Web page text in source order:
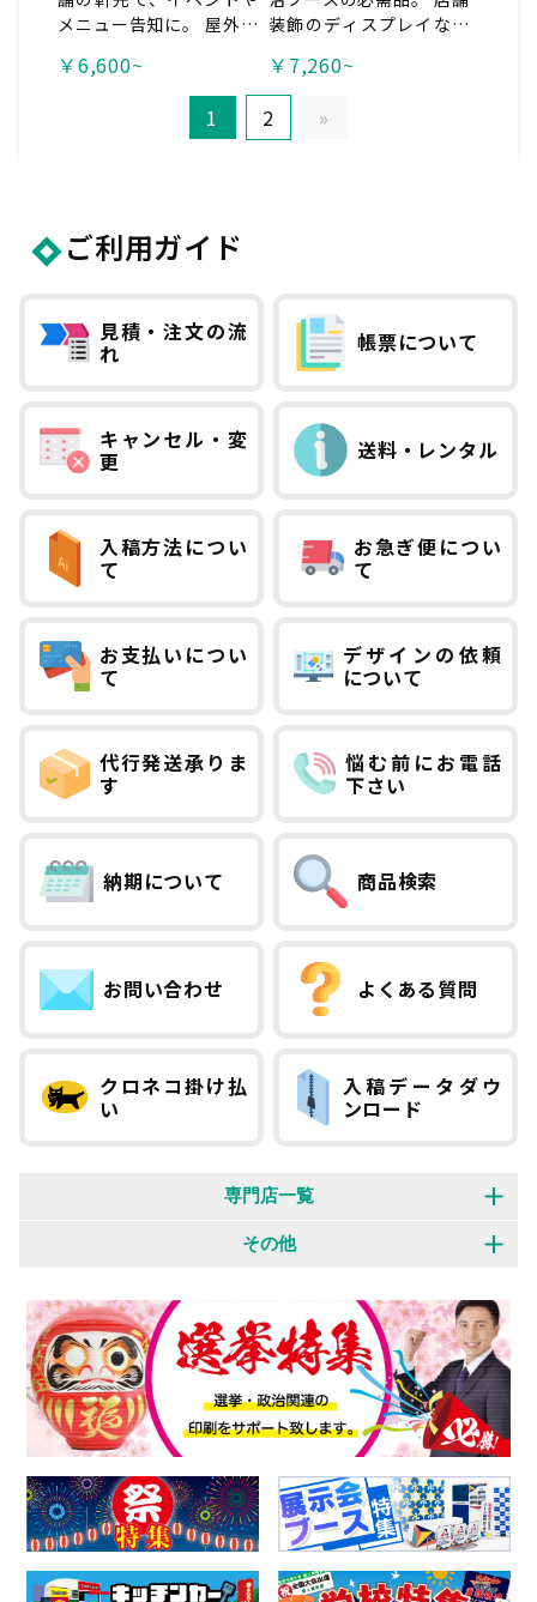
メニュー告知に。 屋外の
足止め効果抜群です！
￥6,600~
装飾のディスプレイなど
付きなので設置も簡単！
１枚から製作可能。人気
商品です！ オプションの
rd/?k=%E6%87%B8%
E5%9E%82%E5%B9%
95">懸垂幕</a>です。
￥7,260~
1
2 »
ご利用ガイド
見積・注文の流
れ 帳票について
キャンセル・変
更 送料・レンタル
入稿方法につい
て
お急ぎ便につい
て
お支払いについ
て
デザインの依頼
について
代行発送承りま
す
悩む前にお電話
下さい
納期について 商品検索
お問い合わせ よくある質問
クロネコ掛け払
い
入稿データダウ
ンロード
専門店一覧
バナースタンド 専門店
パーツ・付属品 専門店
その他
特集一覧
よくある質問
お知らせ
会社概要
個人情報保護方針
特定商取引法に基づく表記
お問い合わせフォーム